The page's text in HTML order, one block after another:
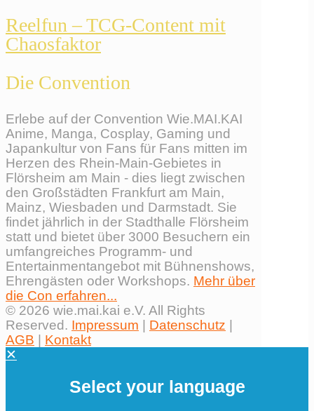
Reelfun – TCG-Content mit
Chaosfaktor
Die Convention
Erlebe auf der Convention Wie.MAI.KAI
Anime, Manga, Cosplay, Gaming und
Japankultur von Fans für Fans mitten im
Herzen des Rhein-Main-Gebietes in
Flörsheim am Main - dies liegt zwischen
den Großstädten Frankfurt am Main,
Mainz, Wiesbaden und Darmstadt. Sie
findet jährlich in der Stadthalle Flörsheim
statt und bietet über 3000 Besuchern ein
umfangreiches Programm- und
Entertainmentangebot mit Bühnenshows,
Ehrengästen oder Workshops. Mehr über
die Con erfahren...
© 2026 wie.mai.kai e.V. All Rights
Reserved. Impressum Datenschutz
AGB
Kontakt
✕
Select your language